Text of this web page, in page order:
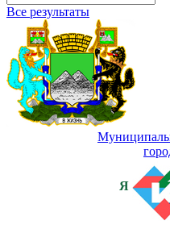
Все результаты
Я